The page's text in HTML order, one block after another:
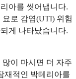
아를 씻어냅니다.
로 감염(UTI) 위험
게 나타났습니다.
이 마시면 더 자주
재적인 박테리아를